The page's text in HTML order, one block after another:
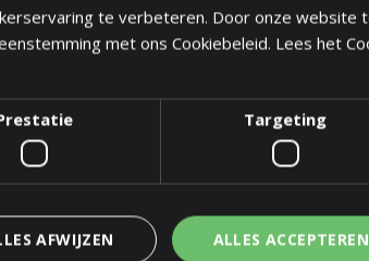
autocomplete-functie van het
invullen met het huisnummer,
Bij
hebben
prioriteit
te verbeteren. Door onze website
met ons Cookiebeleid. Lees het
Targeting
ALLES ACCEPTEREN
AFWIJZEN